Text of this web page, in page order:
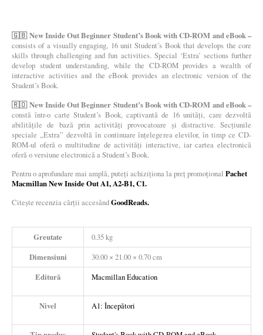
🇬🇧 New Inside Out Beginner Student’s Book with CD-ROM and eBook –
consists of a visually engaging, 16 unit Student’s Book that develops the core
skills through challenging and fun activities. Special ‘Extra’ sections further
develop student understanding, while the CD-ROM provides a wealth of
interactive activities and the eBook provides an electronic version of the
Student’s Book.
🇷🇴 New Inside Out Beginner Student’s Book with CD-ROM and eBook –
constă într-o carte Student’s Book, captivantă de 16 unități, care dezvoltă
abilitățile de bază prin activități provocatoare și distractive. Secțiunile
speciale „Extra” dezvoltă în continuare înțelegerea elevilor, în timp ce CD-
ROM-ul oferă o multitudine de activități interactive, iar cartea electronică
oferă o versiune electronică a Student’s Book.
Pentru o aprofundare mai amplă, puteți achiziționa la preț promoțional Pachet
Macmillan New Inside Out A1, A2-B1, C1.
Citește recenzia cărții accesândGoodReads.
Greutate 0.35 kg
Dimensiuni 30.00 × 21.00 × 0.70 cm
Editură Macmillan Education
Nivel A1: Începători